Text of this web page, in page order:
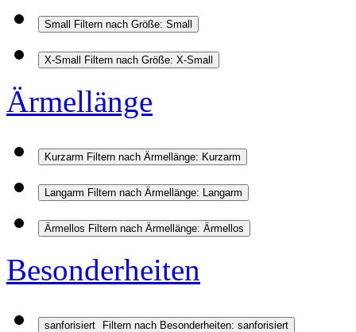
Small Filtern nach Größe: Small
X-Small Filtern nach Größe: X-Small
Ärmellänge
Kurzarm Filtern nach Ärmellänge: Kurzarm
Langarm Filtern nach Ärmellänge: Langarm
Ärmellos Filtern nach Ärmellänge: Ärmellos
Besonderheiten
sanforisiert Filtern nach Besonderheiten: sanforisiert